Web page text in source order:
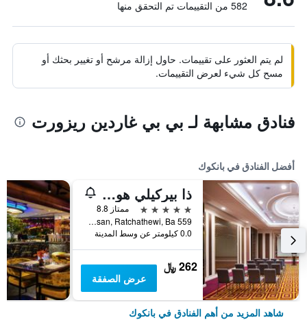
582 من التقييمات تم التحقق منها
لم يتم العثور على تقييمات. حاول إزالة مرشح أو تغيير بحثك أو
مسح كل شيء لعرض التقييمات.
فنادق مشابهة لـ بي بي غاردين ريزورت
أفضل الفنادق في بانكوك
ذا بيركيلي هوتل براتونام
5 نجوم
ممتاز 8.8
559 Ratcharaprarop Rd., Makkasan, Ratchathewi, Ba, بانكوك, تايلاند
0.0 كيلومتر عن وسط المدينة
262 ﷼
عرض الصفقة
شاهد المزيد من أهم الفنادق في بانكوك